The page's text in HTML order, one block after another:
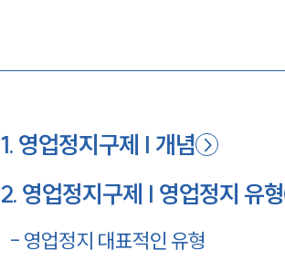
1. 영업정지구제 | 개념
2. 영업정지구제 | 영업정지 유형
- 영업정지 대표적인 유형